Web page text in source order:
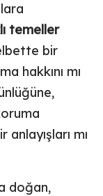
temeller
bir
hakkını mı
mı
doğan,